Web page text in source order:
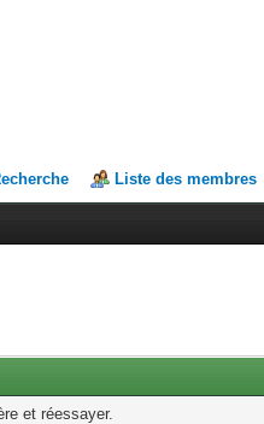
Liste des membres
et réessayer.